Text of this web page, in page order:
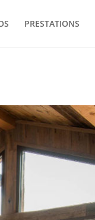
PRESTATIONS